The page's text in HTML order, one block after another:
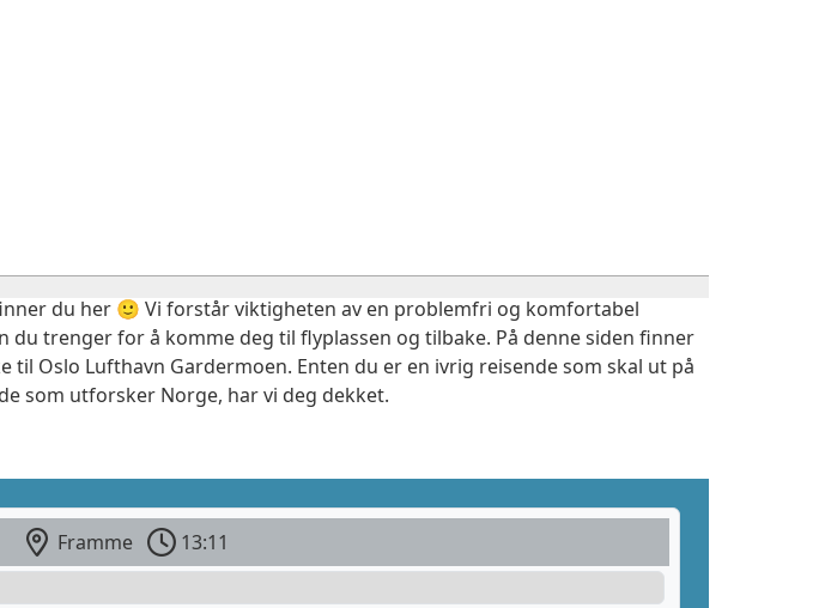
du her 🙂 Vi forstår viktigheten av en problemfri og komfortabel
trenger for å komme deg til flyplassen og tilbake. På denne siden finner
Oslo Lufthavn Gardermoen. Enten du er en ivrig reisende som skal ut på
som utforsker Norge, har vi deg dekket.
Framme
13:11